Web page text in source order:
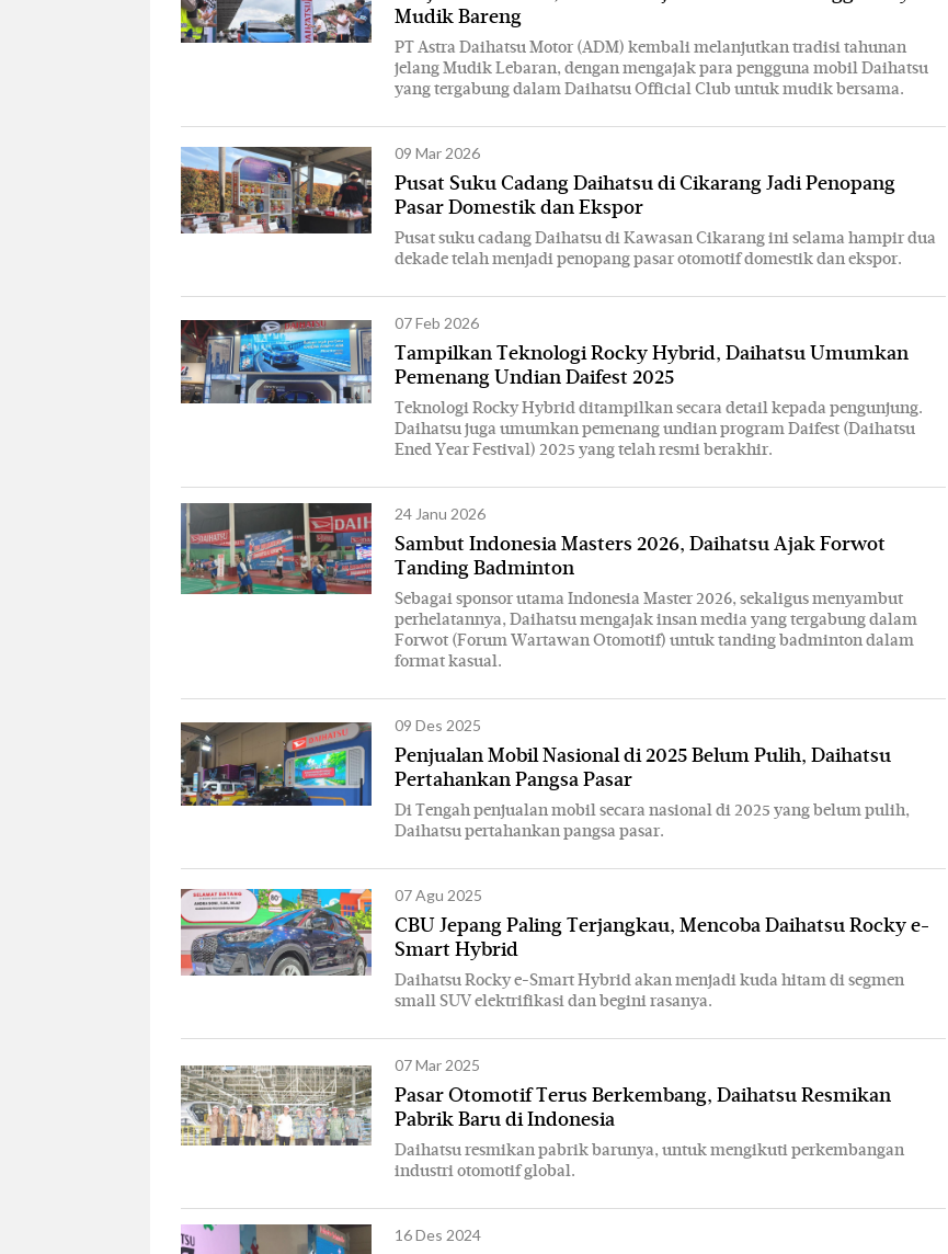
Mudik Bareng
PT Astra Daihatsu Motor (ADM) kembali melanjutkan tradisi tahunan
jelang Mudik Lebaran, dengan mengajak para pengguna mobil Daihatsu
yang tergabung dalam Daihatsu Official Club untuk mudik bersama.
09 Mar 2026
Pusat Suku Cadang Daihatsu di Cikarang Jadi Penopang
Pasar Domestik dan Ekspor
Pusat suku cadang Daihatsu di Kawasan Cikarang ini selama hampir dua
dekade telah menjadi penopang pasar otomotif domestik dan ekspor.
07 Feb 2026
Tampilkan Teknologi Rocky Hybrid, Daihatsu Umumkan
Pemenang Undian Daifest 2025
Teknologi Rocky Hybrid ditampilkan secara detail kepada pengunjung.
Daihatsu juga umumkan pemenang undian program Daifest (Daihatsu
Ened Year Festival) 2025 yang telah resmi berakhir.
24 Janu 2026
Sambut Indonesia Masters 2026, Daihatsu Ajak Forwot
Tanding Badminton
Sebagai sponsor utama Indonesia Master 2026, sekaligus menyambut
perhelatannya, Daihatsu mengajak insan media yang tergabung dalam
Forwot (Forum Wartawan Otomotif) untuk tanding badminton dalam
format kasual.
09 Des 2025
Penjualan Mobil Nasional di 2025 Belum Pulih, Daihatsu
Pertahankan Pangsa Pasar
Di Tengah penjualan mobil secara nasional di 2025 yang belum pulih,
Daihatsu pertahankan pangsa pasar.
07 Agu 2025
CBU Jepang Paling Terjangkau, Mencoba Daihatsu Rocky e-
Smart Hybrid
Daihatsu Rocky e-Smart Hybrid akan menjadi kuda hitam di segmen
small SUV elektrifikasi dan begini rasanya.
07 Mar 2025
Pasar Otomotif Terus Berkembang, Daihatsu Resmikan
Pabrik Baru di Indonesia
Daihatsu resmikan pabrik barunya, untuk mengikuti perkembangan
industri otomotif global.
16 Des 2024